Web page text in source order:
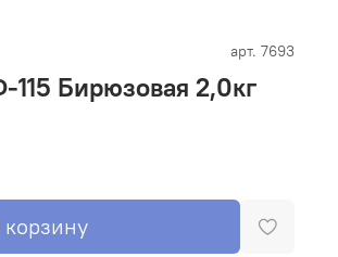
арт. 7693
корзину